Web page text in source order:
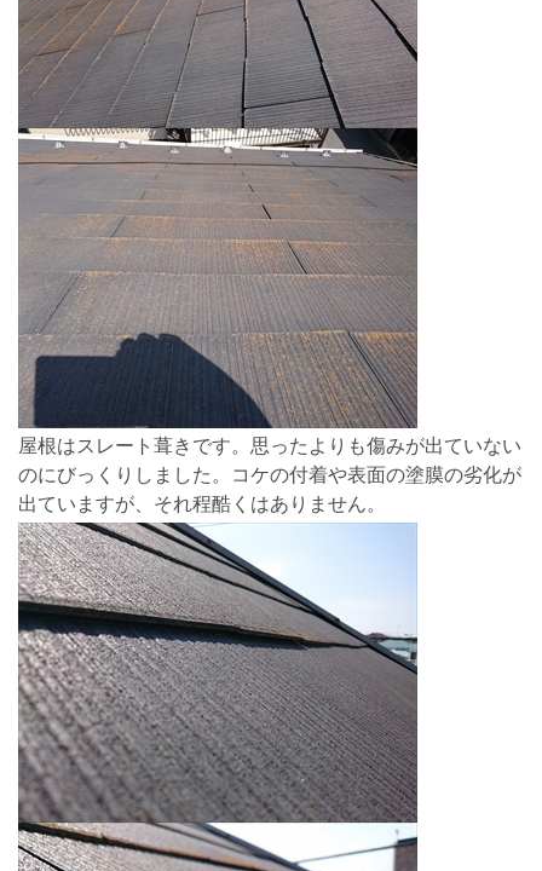
屋根はスレート葺きです。思ったよりも傷みが出ていない
のにびっくりしました。コケの付着や表面の塗膜の劣化が
出ていますが、それ程酷くはありません。